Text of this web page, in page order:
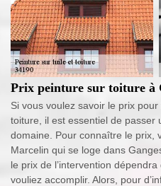
Prix peinture sur toiture à
Si vous voulez savoir le prix
toiture, il est essentiel de passer
domaine. Pour connaître le prix,
Marcelin qui se loge dans
le prix de l’intervention
vouliez accomplir. Alors, pour